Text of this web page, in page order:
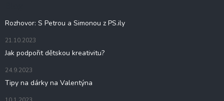
Rozhovor: S Petrou a Simonou z PS.ily
21.10.2023
Jak podpořit dětskou kreativitu?
24.9.2023
Tipy na dárky na Valentýna